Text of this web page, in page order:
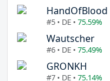
HandOfBlood
#5 • DE • 75.59%
Wautscher
#6 • DE • 75.49%
GRONKH
#7 • DE • 75.14%